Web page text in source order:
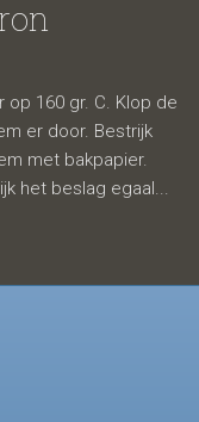
160 gr. C. Klop de
er door. Bestrijk
met bakpapier.
het beslag egaal...